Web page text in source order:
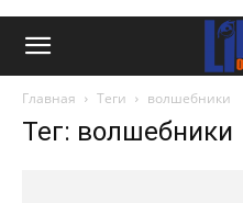
Главная Теги волшебники
Тег: волшебники